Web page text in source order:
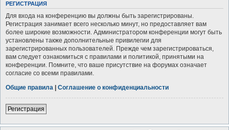
РЕГИСТРАЦИЯ
Для входа на конференцию вы должны быть зарегистрированы.
Регистрация занимает всего несколько минут, но предоставляет вам
более широкие возможности. Администратором конференции могут быть
установлены также дополнительные привилегии для
зарегистрированных пользователей. Прежде чем зарегистрироваться,
вам следует ознакомиться с правилами и политикой, принятыми на
конференции. Помните, что ваше присутствие на форумах означает
согласие со всеми правилами.
Общие правила | Соглашение о конфиденциальности
Регистрация